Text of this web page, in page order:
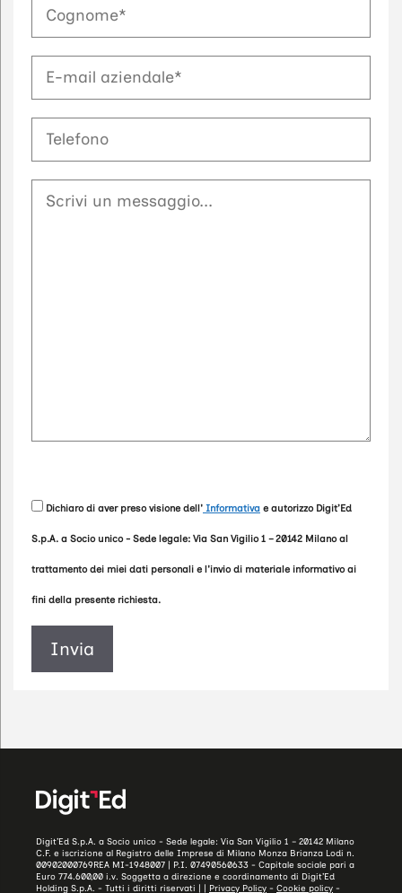
Dichiaro di aver preso visione dell' Informativa e autorizzo Digit’Ed
S.p.A. a Socio unico - Sede legale: Via San Vigilio 1 – 20142 Milano al
trattamento dei miei dati personali e l'invio di materiale informativo ai
fini della presente richiesta.
Digit’Ed S.p.A. a Socio unico - Sede legale: Via San Vigilio 1 – 20142 Milano
C.F. e iscrizione al Registro delle Imprese di Milano Monza Brianza Lodi n.
00902000769REA MI-1948007 | P.I. 07490560633 - Capitale sociale pari a
Euro 774.600,00 i.v. Soggetta a direzione e coordinamento di Digit’Ed
Holding S.p.A. - Tutti i diritti riservati | | Privacy Policy - Cookie policy -